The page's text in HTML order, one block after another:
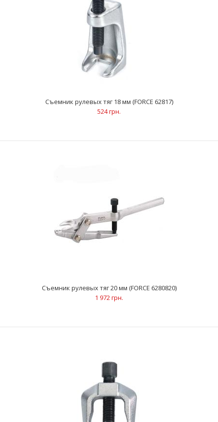
Съемник рулевых тяг (FORCE 62814)
1 968 грн.
ОписаниеСпециальная конструкция с двумя захватами
ОписаниеПредназначен для снятия шаровых опор с рычага
рулевого управления, поворотного кулака, рулев..
Съемник рулевых тяг 18 мм (FORCE 62817)
524 грн.
Съемник рулевых тяг 20 мм (FORCE 6280820)
1 972 грн.